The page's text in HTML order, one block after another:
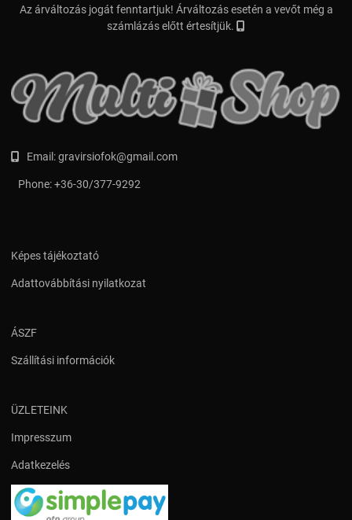
Az árváltozás jogát fenntartjuk! Árváltozás esetén a vevőt még a
számlázás előtt értesítjük.
Email:gravirsiofok@gmail.com
Phone:+36-30/377-9292
Képes tájékoztató
Adattovábbítási nyilatkozat
ÁSZF
Szállítási információk
ÜZLETEINK
Impresszum
Adatkezelés